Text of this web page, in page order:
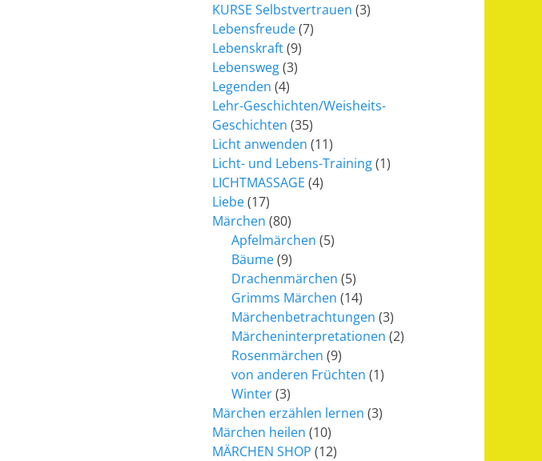
KURSE Selbstvertrauen (3)
Lebensfreude(7)
Lebenskraft(9)
Lebensweg(3)
Legenden (4)
Lehr-Geschichten/Weisheits-
Geschichten (35)
Licht anwenden (11)
Licht- und Lebens-Training(1)
LICHTMASSAGE (4)
Liebe(17)
Märchen (80)
Apfelmärchen (5)
Bäume(9)
Drachenmärchen (5)
Grimms Märchen (14)
Märchenbetrachtungen (3)
Märcheninterpretationen (2)
Rosenmärchen (9)
von anderen Früchten (1)
Winter(3)
Märchen erzählen lernen (3)
Märchen heilen (10)
MÄRCHEN SHOP (12)